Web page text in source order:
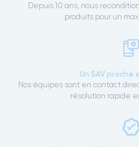
Depuis 10 ans, nous
produits pour un
Un SAV proche
Nos équipes sont en contact
résolution rapide